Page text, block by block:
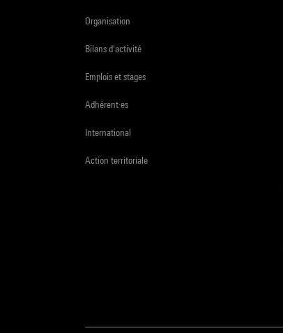
Organisation
Bilans d'activité
Emplois et stages
Adhérent·es
International
Action territoriale